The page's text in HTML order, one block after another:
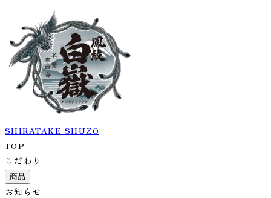
SHIRATAKE SHUZO
TOP
こだわり
商品
お知らせ